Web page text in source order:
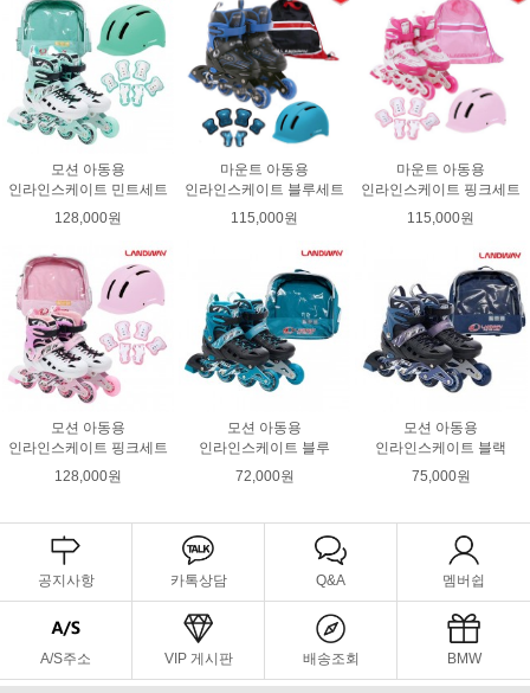
모션 아동용
인라인스케이트 민트세트
128,000원
마운트 아동용
인라인스케이트 블루세트
115,000원
마운트 아동용
인라인스케이트 핑크세트
115,000원
모션 아동용
인라인스케이트 핑크세트
128,000원
모션 아동용
인라인스케이트 블루
72,000원
모션 아동용
인라인스케이트 블랙
75,000원
공지사항 카톡상담 Q&A 멤버쉽
A/S주소 VIP 게시판 배송조회 BMW